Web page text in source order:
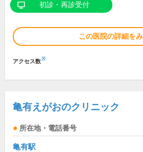
初診・再診受付
この医院の詳細を
アクセス数※
亀有えがおのクリニック
所在地・電話番号
亀有駅